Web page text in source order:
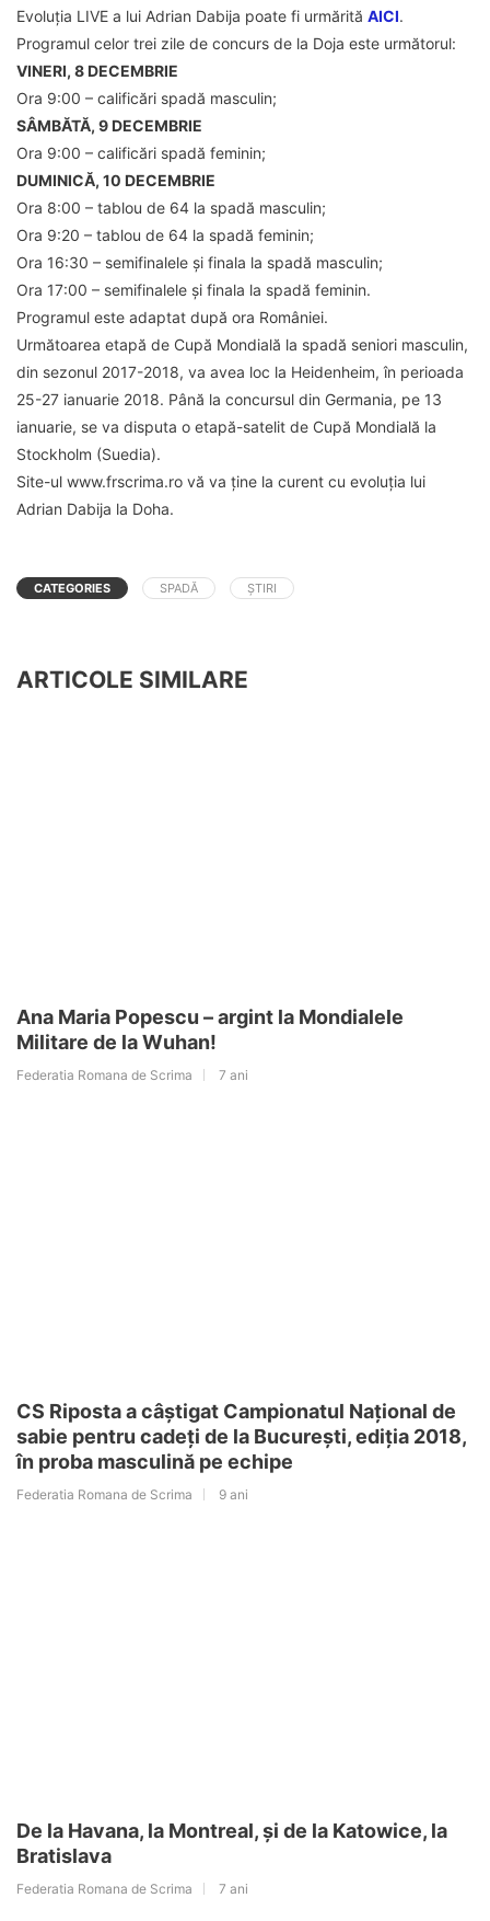
Evoluția LIVE a lui Adrian Dabija poate fi urmărită AICI.
Programul celor trei zile de concurs de la Doja este următorul:
VINERI, 8 DECEMBRIE
Ora 9:00 – calificări spadă masculin;
SÂMBĂTĂ, 9 DECEMBRIE
Ora 9:00 – calificări spadă feminin;
DUMINICĂ, 10 DECEMBRIE
Ora 8:00 – tablou de 64 la spadă masculin;
Ora 9:20 – tablou de 64 la spadă feminin;
Ora 16:30 – semifinalele și finala la spadă masculin;
Ora 17:00 – semifinalele și finala la spadă feminin.
Programul este adaptat după ora României.
Următoarea etapă de Cupă Mondială la spadă seniori masculin,
din sezonul 2017-2018, va avea loc la Heidenheim, în perioada
25-27 ianuarie 2018. Până la concursul din Germania, pe 13
ianuarie, se va disputa o etapă-satelit de Cupă Mondială la
Stockholm (Suedia).
Site-ul www.frscrima.ro vă va ține la curent cu evoluția lui
Adrian Dabija la Doha.
CATEGORIES SPADĂ ȘTIRI
ARTICOLE SIMILARE
Ana Maria Popescu – argint la Mondialele
Militare de la Wuhan!
Federatia Romana de Scrima 7 ani
CS Riposta a câștigat Campionatul Național de
sabie pentru cadeți de la București, ediția 2018,
în proba masculină pe echipe
Federatia Romana de Scrima 9 ani
De la Havana, la Montreal, și de la Katowice, la
Bratislava
Federatia Romana de Scrima 7 ani